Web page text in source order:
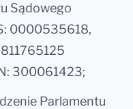
Sądowego
0000535618,
300061423;
Parlamentu